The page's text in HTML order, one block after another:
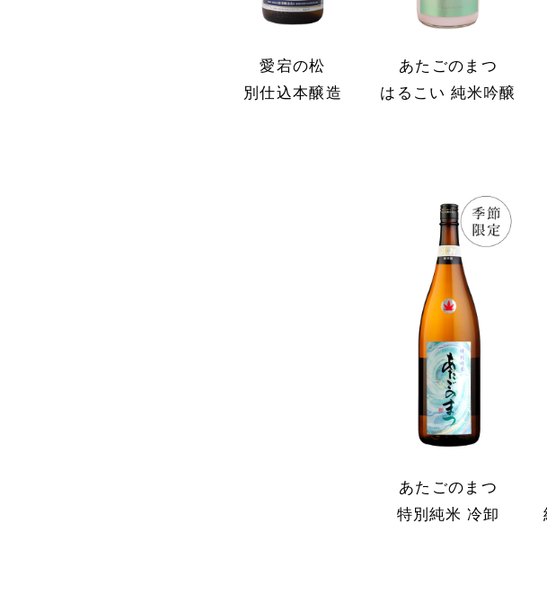
愛宕の松
別仕込本醸造
あたごのまつ
はるこい 純米吟醸
あたごのまつ
特別純米 冷卸